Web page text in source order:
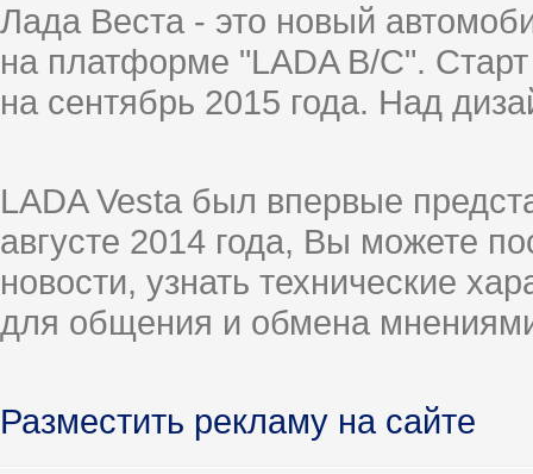
Лада Веста - это новый
на платформе "LADA B/C".
на сентябрь 2015 года. Над
LADA Vesta был впервые
августе 2014 года, Вы можете
новости, узнать технические
для общения и обмена
Разместить рекламу на сайте